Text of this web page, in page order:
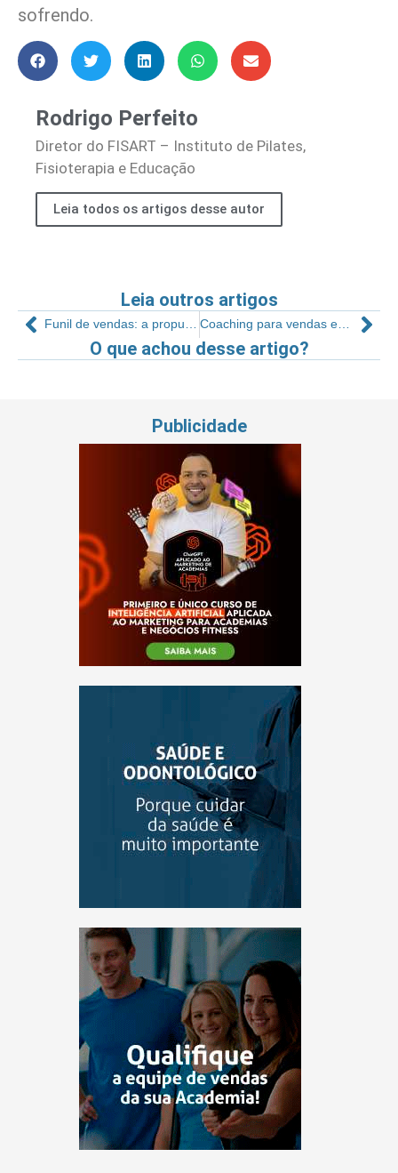
sofrendo.
Rodrigo Perfeito
Diretor do FISART – Instituto de Pilates,
Fisioterapia e Educação
Leia todos os artigos desse autor
Leia outros artigos
Coaching para vendas em academias
O que achou desse artigo?
Publicidade